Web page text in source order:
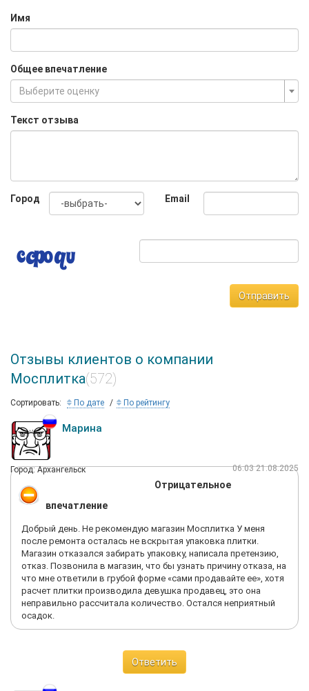
Имя
Общее впечатление
Выберите оценку
Текст отзыва
Город Email
Отправить
Отзывы клиентов о компании
Мосплитка(572)
Сортировать: По дате По рейтингу
Марина
Город: Архангельск 06:03 21.08.2025
Отрицательное
впечатление
Добрый день. Не рекомендую магазин Мосплитка У меня
после ремонта осталась не вскрытая упаковка плитки.
Магазин отказался забирать упаковку, написала претензию,
отказ. Позвонила в магазин, что бы узнать причину отказа, на
что мне ответили в грубой форме «сами продавайте ее», хотя
расчет плитки производила девушка продавец, это она
неправильно рассчитала количество. Остался неприятный
осадок.
Ответить